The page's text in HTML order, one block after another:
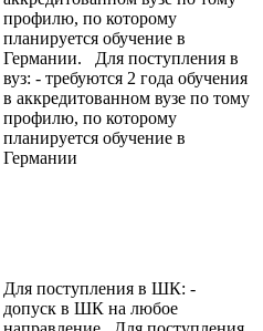
профилю, по которому
планируется обучение в
Германии. Для поступления в
вуз: - требуются 2 года обучения
в аккредитованном вузе по тому
профилю, по которому
планируется обучение в
Германии
Для поступления в ШК: -
допуск в ШК на любое